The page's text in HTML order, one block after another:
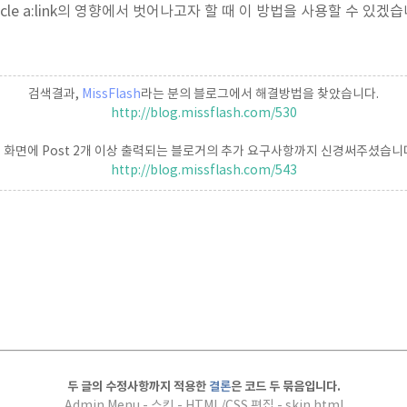
a:link의 영향에서 벗어나고자 할 때 이 방법을 사용할 수 있겠습
검색결과, MissFlash라는 분의 블로그에서 해결방법을 찾았습니다.
http://blog.missflash.com/530
화면에 Post 2개 이상 출력되는 블로거의 추가 요구사항까지 신경써주셨습니
http://blog.missflash.com/543
두 글의 수정사항까지 적용한 결론은 코드 두 묶음입니다.